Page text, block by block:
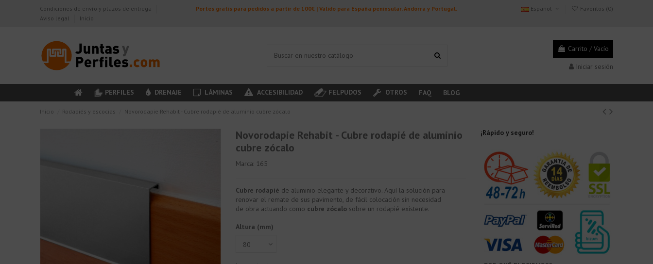
Condiciones de envío y plazos de entrega
Aviso legal
Inicio
Portes gratis para pedidos a partir de 100€ | Válido para España peninsular, Andorra y Portugal. Español Favoritos (0)
Carrito / Vacío
Iniciar sesión
PERFILES DRENAJE LÁMINAS ACCESIBILIDAD FELPUDOS OTROS FAQ BLOG
Inicio Rodapiés y escocias Novorodapie Rehabit - Cubre rodapié de aluminio cubre zócalo
Novorodapie Rehabit - Cubre rodapié de aluminio
cubre zócalo
Marca: 165
Cubre rodapié de aluminio elegante y decorativo. Aquí la solución para
renovar el remate de sus pavimento, de fácil colocación sin necesidad
de obra actuando como cubre zócalo sobre un rodapié existente.
Altura (mm)
¡Rápido y seguro!